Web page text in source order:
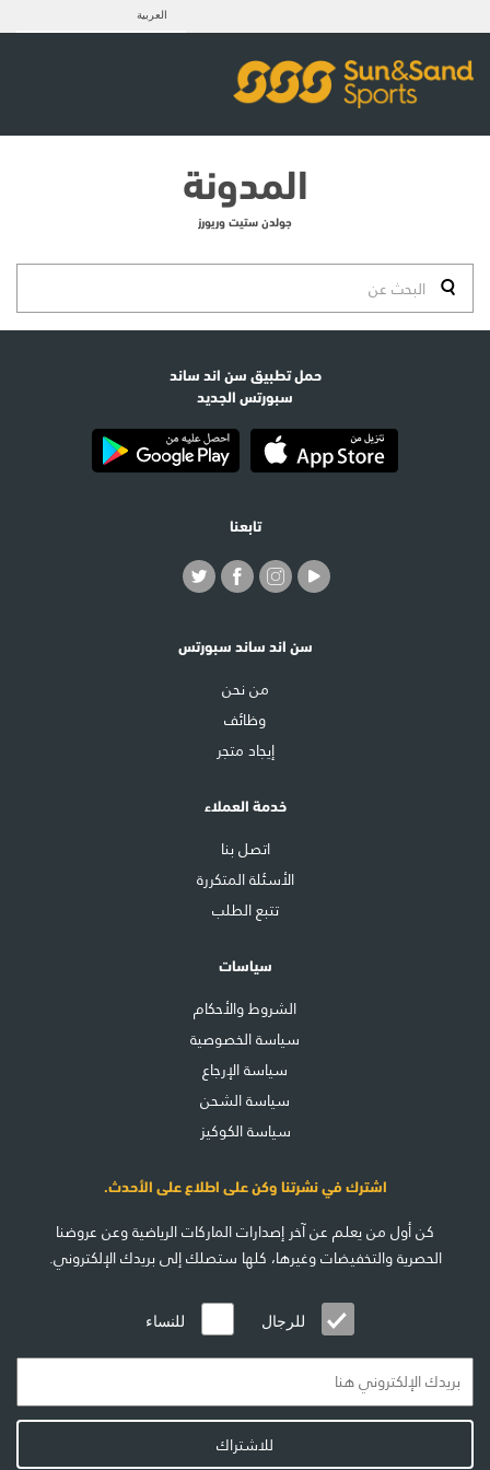
العربية
المدونة
جولدن ستيت وريورز
حمل تطبيق سن اند ساند
سبورتس الجديد
تابعنا
سن اند ساند سبورتس
من نحن
وظائف
إيجاد متجر
خدمة العملاء
اتصل بنا
الأسئلة المتكررة
تتبع الطلب
سياسات
الشروط والأحكام
سياسة الخصوصية
سياسة الإرجاع
سياسة الشحن
سياسة الكوكيز
اشترك في نشرتنا وكن على اطلاع على الأحدث.
كن أول من يعلم عن آخر إصدارات الماركات الرياضية وعن عروضنا
الحصرية والتخفيضات وغيرها، كلها ستصلك إلى بريدك الإلكتروني.
للرجال للنساء
للاشتراك